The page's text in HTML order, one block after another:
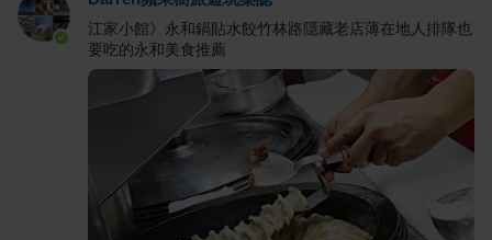
江家小館》永和鍋貼水餃竹林路隱藏老店薄在地人排隊也
要吃的永和美食推薦